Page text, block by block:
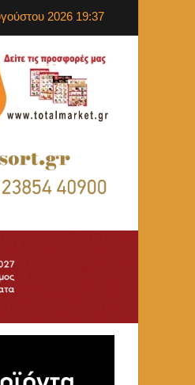
2026 19:37